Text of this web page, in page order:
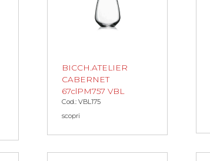
BICCH.ATELIER
CABERNET
67clPM757 VBL
Cod.: VBL175
scopri